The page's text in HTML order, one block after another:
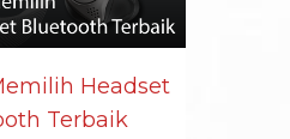
Headset
Terbaik